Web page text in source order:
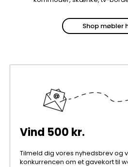
Shop møbler
Vind 500 kr.
Tilmeld dig vores nyhedsbrev og
konkurrencen om et gavekort til